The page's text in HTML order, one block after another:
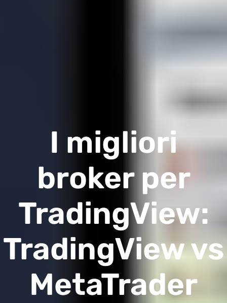
I migliori
broker per
TradingView:
TradingView vs
MetaTrader